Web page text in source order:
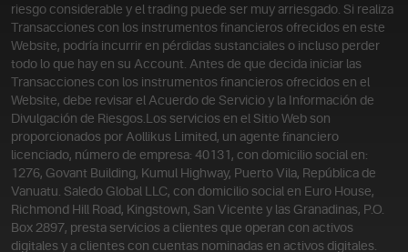
riesgo considerable y el trading puede ser muy arriesgado. Si realiza
Transacciones con los instrumentos financieros ofrecidos en este
Website, podría incurrir en pérdidas sustanciales o incluso perder
todo lo que hay en su Account. Antes de que decida iniciar las
Transacciones con los instrumentos financieros ofrecidos en el
Website, debe revisar el Acuerdo de Servicio y la Información de
Divulgación de Riesgos. Los servicios en el Sitio Web son
proporcionados por Aollikus Limited, un agente financiero
licenciado, número de empresa: 40131, con domicilio social en:
1276, Govant Building, Kumul Highway, Puerto Vila, República de
Vanuatu. Saledo Global LLC, con domicilio social en Euro House,
Richmond Hill Road, Kingstown, San Vicente y las Granadinas, P.O.
Box 2897, presta servicios a clientes que operan con activos
digitales y a clientes con cuentas nominadas en activos digitales.